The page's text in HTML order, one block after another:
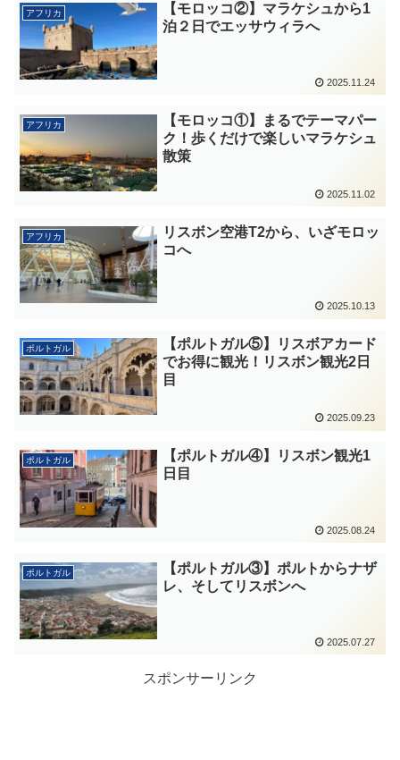
アフリカ
【モロッコ②】マラケシュから1
泊２日でエッサウィラへ
2025.11.24
アフリカ
【モロッコ①】まるでテーマパー
ク！歩くだけで楽しいマラケシュ
散策
2025.11.02
アフリカ
リスボン空港T2から、いざモロッ
コへ
2025.10.13
ポルトガル
【ポルトガル⑤】リスボアカード
でお得に観光！リスボン観光2日
目
2025.09.23
ポルトガル
【ポルトガル④】リスボン観光1
日目
2025.08.24
ポルトガル
【ポルトガル③】ポルトからナザ
レ、そしてリスボンへ
2025.07.27
スポンサーリンク